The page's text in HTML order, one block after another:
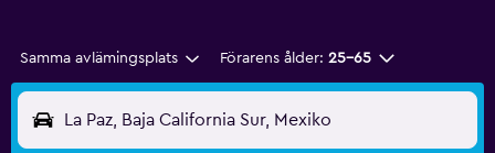
Samma avlämingsplats Förarens ålder: 25-65
La Paz, Baja California Sur, Mexiko